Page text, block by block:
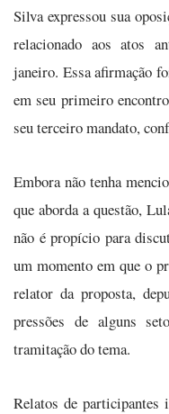
Silva expressou sua
relacionado aos atos
janeiro. Essa afirmação
em seu primeiro
seu terceiro mandato,
Embora não tenha
que aborda a questão,
não é propício para
um momento em que o
relator da proposta,
pressões de alguns
tramitação do tema.
Relatos de participantes